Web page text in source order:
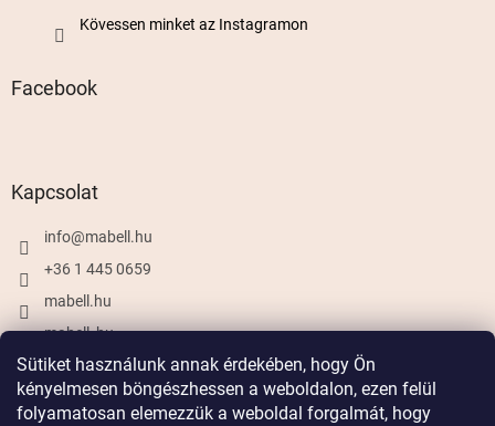
Sütiket használunk annak érdekében, hogy Ön
kényelmesen böngészhessen a weboldalon, ezen felül
folyamatosan elemezzük a weboldal forgalmát, hogy
Kövessen minket az Instagramon
Facebook
Kapcsolat
info@mabell.hu
+36 1 445 0659
mabell.hu
mabell_hu
Shoptet készítette